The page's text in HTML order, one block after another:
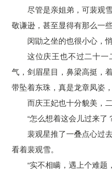
尽管是亲姐弟，可裴观
敬谦逊，甚至显得有那么一些
闵勖之坐的也很小心，
这位庆王也不过二十
气，剑眉星目，鼻梁高挺，
带坠着东珠，真是龙章凤姿，
而庆王妃也十分貌美，
“怎么想着这会儿过来了
裴观星推了一叠点心过
看着裴观雪。
“实不相瞒，遇上个难题